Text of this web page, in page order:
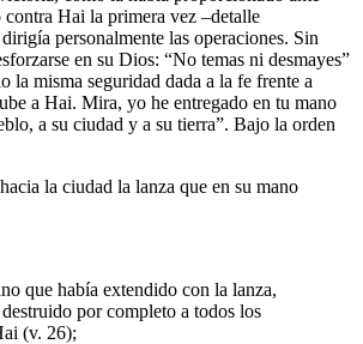
contra Hai la primera vez –detalle
personalmente las operaciones. Sin
en su Dios: “No temas ni desmayes”
la misma seguridad dada a la fe frente a
a Hai. Mira, yo he entregado en tu mano
a su ciudad y a su tierra”. Bajo la orden
la ciudad la lanza que en su mano
que había extendido con la lanza,
por completo a todos los
(v. 26);